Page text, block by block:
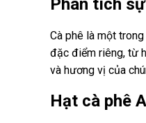
Phân tích
Cà phê là một
đặc điểm riêng, từ
và hương vị của
Hạt cà phê